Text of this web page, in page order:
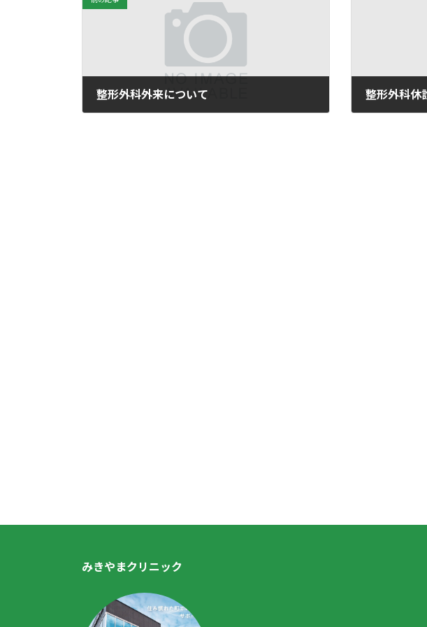
整形外科外来について 整形外科休
みきやまクリニック